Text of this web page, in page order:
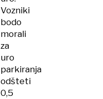
Vozniki
bodo
morali
za
uro
parkiranja
odšteti
0,5